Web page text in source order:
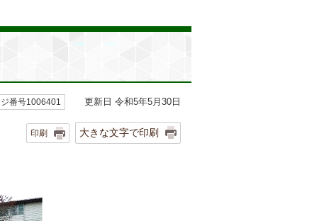
番号1006401 更新日 令和5年5月30日
印刷 大きな文字で印刷